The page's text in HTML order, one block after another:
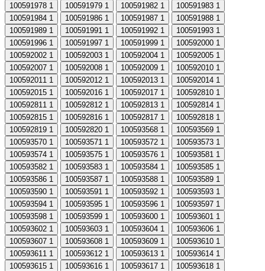
100591978 1 100591979 1 100591982 1 100591983 1
100591984 1 100591986 1 100591987 1 100591988 1
100591989 1 100591991 1 100591992 1 100591993 1
100591996 1 100591997 1 100591999 1 100592000 1
100592002 1 100592003 1 100592004 1 100592005 1
100592007 1 100592008 1 100592009 1 100592010 1
100592011 1 100592012 1 100592013 1 100592014 1
100592015 1 100592016 1 100592017 1 100592810 1
100592811 1 100592812 1 100592813 1 100592814 1
100592815 1 100592816 1 100592817 1 100592818 1
100592819 1 100592820 1 100593568 1 100593569 1
100593570 1 100593571 1 100593572 1 100593573 1
100593574 1 100593575 1 100593576 1 100593581 1
100593582 1 100593583 1 100593584 1 100593585 1
100593586 1 100593587 1 100593588 1 100593589 1
100593590 1 100593591 1 100593592 1 100593593 1
100593594 1 100593595 1 100593596 1 100593597 1
100593598 1 100593599 1 100593600 1 100593601 1
100593602 1 100593603 1 100593604 1 100593606 1
100593607 1 100593608 1 100593609 1 100593610 1
100593611 1 100593612 1 100593613 1 100593614 1
100593615 1 100593616 1 100593617 1 100593618 1